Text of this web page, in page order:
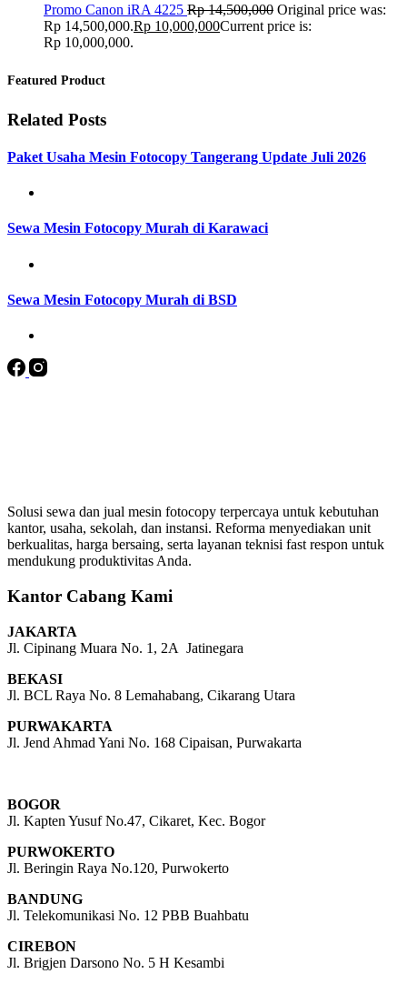
Promo Canon iRA 4225 Rp14,500,000 Original price was:
Rp 14,500,000.Rp 10,000,000Current price is:
Rp 10,000,000.
Featured Product
Related Posts
Paket Usaha Mesin Fotocopy Tangerang Update Juli 2026
Sewa Mesin Fotocopy Murah di Karawaci
Sewa Mesin Fotocopy Murah di BSD
Solusi sewa dan jual mesin fotocopy terpercaya untuk kebutuhan
kantor, usaha, sekolah, dan instansi. Reforma menyediakan unit
berkualitas, harga bersaing, serta layanan teknisi fast respon untuk
mendukung produktivitas Anda.
Kantor Cabang Kami
JAKARTA
Jl. Cipinang Muara No. 1, 2A Jatinegara
BEKASI
Jl. BCL Raya No. 8 Lemahabang, Cikarang Utara
PURWAKARTA
Jl. Jend Ahmad Yani No. 168 Cipaisan, Purwakarta
BOGOR
Jl. Kapten Yusuf No.47, Cikaret, Kec. Bogor
PURWOKERTO
Jl. Beringin Raya No.120, Purwokerto
BANDUNG
Jl. Telekomunikasi No. 12 PBB Buahbatu
CIREBON
Jl. Brigjen Darsono No. 5 H Kesambi